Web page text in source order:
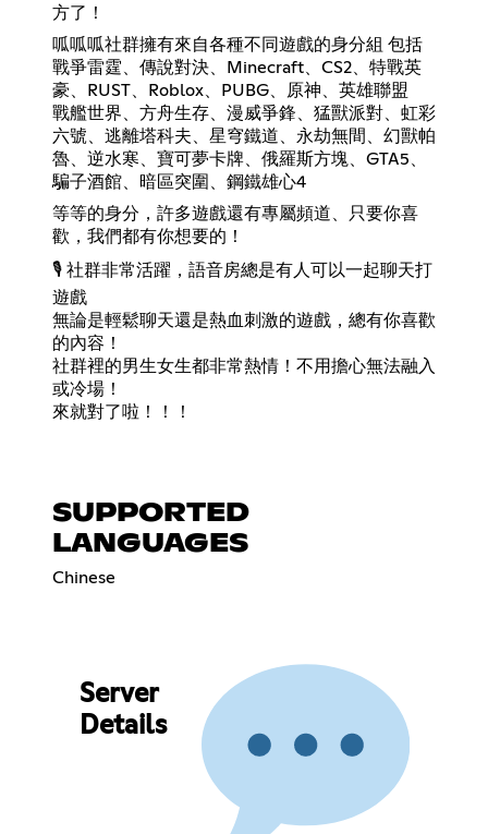
方了！
呱呱呱社群擁有來自各種不同遊戲的身分組 包括
戰爭雷霆、傳說對決、Minecraft、CS2、特戰英
豪、RUST、Roblox、PUBG、原神、英雄聯盟
戰艦世界、方舟生存、漫威爭鋒、猛獸派對、虹彩
六號、逃離塔科夫、星穹鐵道、永劫無間、幻獸帕
魯、逆水寒、寶可夢卡牌、俄羅斯方塊、GTA5、
騙子酒館、暗區突圍、鋼鐵雄心4
等等的身分，許多遊戲還有專屬頻道、只要你喜
歡，我們都有你想要的！
🎙️ 社群非常活躍，語音房總是有人可以一起聊天打
遊戲
無論是輕鬆聊天還是熱血刺激的遊戲，總有你喜歡
的內容！
社群裡的男生女生都非常熱情！不用擔心無法融入
或冷場！
來就對了啦！！！
SUPPORTED
LANGUAGES
Chinese
Server
Details